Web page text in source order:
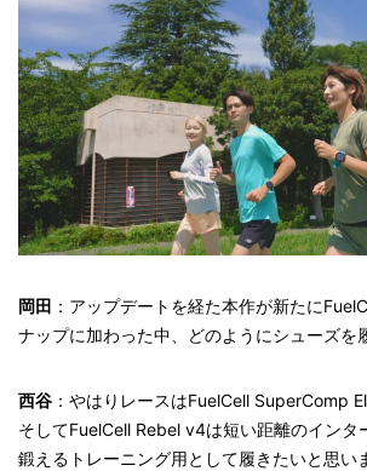
岡田 ：アップデートを経た本作が新たに
ナップに加わった中、どのようにシューズを
西谷 ：やはりレースはFuelCell SuperComp
そしてFuelCell Rebel v4は短い距離のインタ
鍛えるトレーニング用として履きたいと思い